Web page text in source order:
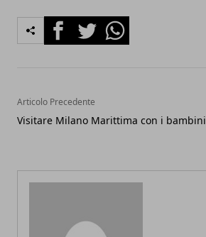
FacebookTwitterWhatsapp
Articolo Precedente
Visitare Milano Marittima con i bambini